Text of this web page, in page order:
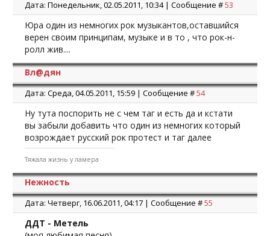
Дата: Понедельник, 02.05.2011, 10:34 | Сообщение #53
Юра один из немногих рок музыкантов,оставшийся
верен своим принципам, музыке и в то , что рок-н-
ролл жив....
Вл@дян
Дата: Среда, 04.05.2011, 15:59 | Сообщение #54
Ну тута поспорить не с чем таг и есть да и кстати
вы забыли добавить что один из немногих который
возрождает русский рок протест и таг далее
Тяжала жизнь у ламера
Нежность
Дата: Четверг, 16.06.2011, 04:17 | Сообщение #55
ДДТ - Метель